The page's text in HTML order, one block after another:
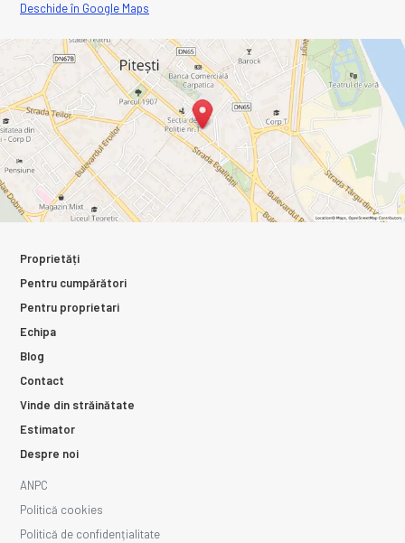
Deschide în Google Maps
Proprietăți
Pentru cumpărători
Pentru proprietari
Echipa
Blog
Contact
Vinde din străinătate
Estimator
Despre noi
ANPC
Politică cookies
Politică de confidențialitate